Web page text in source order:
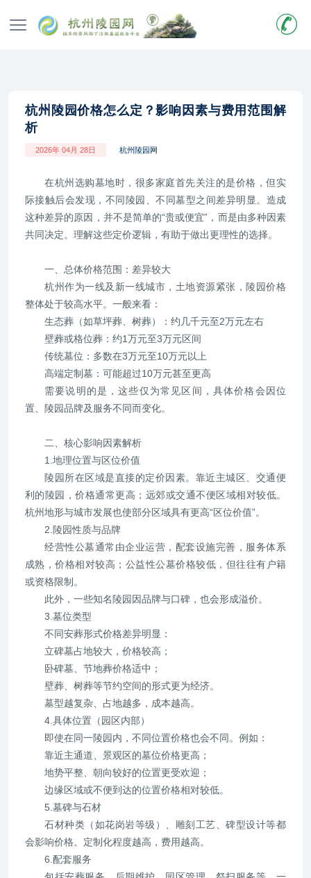
杭州陵园价格怎么定？影响因素与费用范围解
析
2026年 04月 28日 杭州陵园网
在杭州选购墓地时，很多家庭首先关注的是价格，但实
际接触后会发现，不同陵园、不同墓型之间差异明显。造成
这种差异的原因，并不是简单的“贵或便宜”，而是由多种因素
共同决定。理解这些定价逻辑，有助于做出更理性的选择。
一、总体价格范围：差异较大
杭州作为一线及新一线城市，土地资源紧张，陵园价格
整体处于较高水平。一般来看：
生态葬（如草坪葬、树葬）：约几千元至2万元左右
壁葬或格位葬：约1万元至3万元区间
传统墓位：多数在3万元至10万元以上
高端定制墓：可能超过10万元甚至更高
需要说明的是，这些仅为常见区间，具体价格会因位
置、陵园品牌及服务不同而变化。
二、核心影响因素解析
1.地理位置与区位价值
陵园所在区域是直接的定价因素。靠近主城区、交通便
利的陵园，价格通常更高；远郊或交通不便区域相对较低。
杭州地形与城市发展也使部分区域具有更高“区位价值”。
2.陵园性质与品牌
经营性公墓通常由企业运营，配套设施完善，服务体系
成熟，价格相对较高；公益性公墓价格较低，但往往有户籍
或资格限制。
此外，一些知名陵园因品牌与口碑，也会形成溢价。
3.墓位类型
不同安葬形式价格差异明显：
立碑墓占地较大，价格较高；
卧碑墓、节地葬价格适中；
壁葬、树葬等节约空间的形式更为经济。
墓型越复杂、占地越多，成本越高。
4.具体位置（园区内部）
即使在同一陵园内，不同位置价格也会不同。例如：
靠近主通道、景观区的墓位价格更高；
地势平整、朝向较好的位置更受欢迎；
边缘区域或不便到达的位置价格相对较低。
5.墓碑与石材
石材种类（如花岗岩等级）、雕刻工艺、碑型设计等都
会影响价格。定制化程度越高，费用越高。
6.配套服务